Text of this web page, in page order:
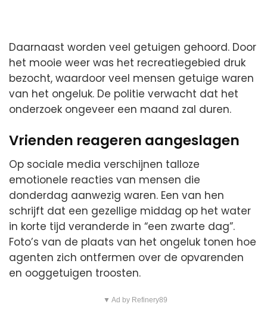
Daarnaast worden veel getuigen gehoord. Door
het mooie weer was het recreatiegebied druk
bezocht, waardoor veel mensen getuige waren
van het ongeluk. De politie verwacht dat het
onderzoek ongeveer een maand zal duren.
Vrienden reageren aangeslagen
Op sociale media verschijnen talloze
emotionele reacties van mensen die
donderdag aanwezig waren. Een van hen
schrijft dat een gezellige middag op het water
in korte tijd veranderde in “een zwarte dag”.
Foto’s van de plaats van het ongeluk tonen hoe
agenten zich ontfermen over de opvarenden
en ooggetuigen troosten.
▼ Ad by Refinery89